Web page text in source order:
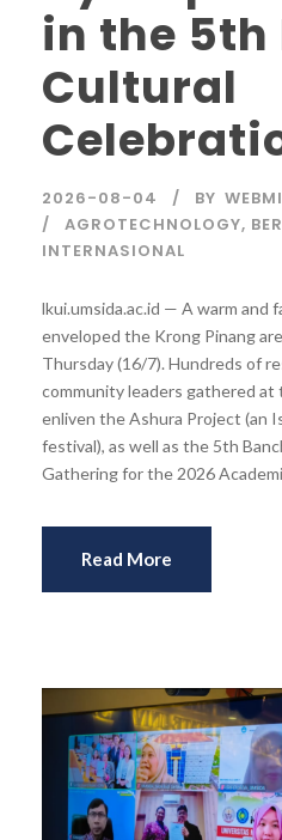
in the 5th
Cultural
2026-08-04 BY
AGROTECHNOLOGY,
INTERNASIONAL
lkui.umsida.ac.id — A warm and
enveloped the Krong Pinang
Thursday (16/7). Hundreds of
community leaders gathered at
enliven the Ashura Project (an
festival), as well as the 5th
Gathering for the 2026
Read More